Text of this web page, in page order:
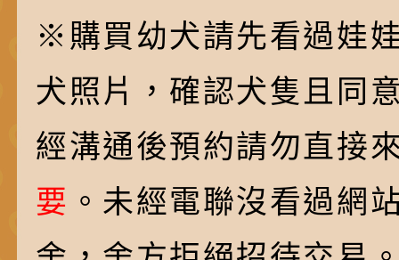
※購買幼犬請先看過娃
犬照片，確認犬隻且同
經溝通後預約請勿直接
要 。未經電聯沒看過網